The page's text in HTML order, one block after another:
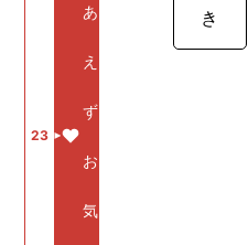
23
あ
え
ず
お
気
き